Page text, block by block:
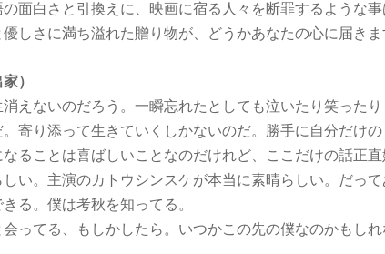
面白さと引換えに、映画に宿る人々を断罪するような
しさに満ち溢れた贈り物が、どうかあなたの心に届きま
）
消えないのだろう。一瞬忘れたとしても泣いたり笑った
寄り添って生きていくしかないのだ。勝手に自分だけ
なることは喜ばしいことなのだけれど、ここだけの話正
い。主演のカトウシンスケが本当に素晴らしい。だっ
る。僕は考秋を知ってる。
ってる、もしかしたら。いつかこの先の僕なのかもしれ